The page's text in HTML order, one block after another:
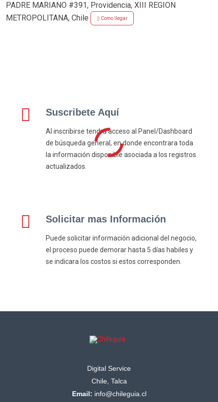
PADRE MARIANO #391, Providencia, XIII REGION
METROPOLITANA, Chile
Como llegar
Suscribete Aquí
Al inscribirse tendra acceso al Panel/Dashboard
de búsqueda general, en donde encontrara toda
la información disponible asociada a los registros
actualizados.
Solicitar mas Información
Puede solicitar información adicional del negocio,
el proceso puede demorar hasta 5 días habiles y
se indicara los costos si estos corresponden.
Digital Service
Chile, Talca
Email: info@chileguia.cl